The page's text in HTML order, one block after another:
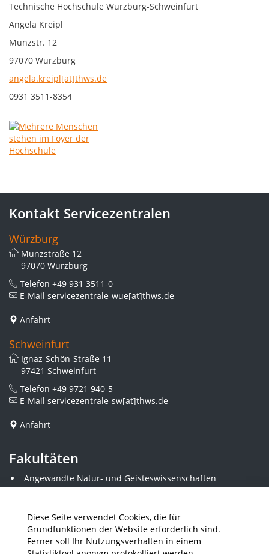
Diese Seite verwendet Cookies, die für
Grundfunktionen der Website erforderlich sind.
Ferner soll Ihr Nutzungsverhalten in einem
Technische Hochschule Würzburg-Schweinfurt
Angela Kreipl
Münzstr. 12
97070 Würzburg
angela.kreipl[at]thws.de
0931 3511-8354
Kontakt Servicezentralen
Würzburg
Münzstraße 12
97070 Würzburg
Telefon +49 931 3511-0
E-Mail servicezentrale-wue[at]thws.de
Anfahrt
Schweinfurt
Ignaz-Schön-Straße 11
97421 Schweinfurt
Telefon +49 9721 940-5
E-Mail servicezentrale-sw[at]thws.de
Anfahrt
Fakultäten
Angewandte Natur- und Geisteswissenschaften
Angewandte Sozialwissenschaften
Elektrotechnik
Gestaltung
Informatik und Wirtschaftsinformatik
Kunststofftechnik und Vermessung